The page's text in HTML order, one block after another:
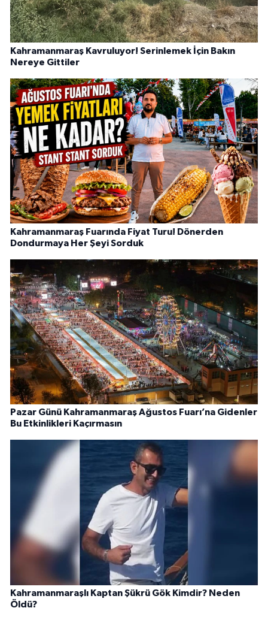
Kahramanmaraş Kavruluyor! Serinlemek İçin Bakın
Nereye Gittiler
Kahramanmaraş Fuarında Fiyat Turu! Dönerden
Dondurmaya Her Şeyi Sorduk
Pazar Günü Kahramanmaraş Ağustos Fuarı’na Gidenler
Bu Etkinlikleri Kaçırmasın
Kahramanmaraşlı Kaptan Şükrü Gök Kimdir? Neden
Öldü?